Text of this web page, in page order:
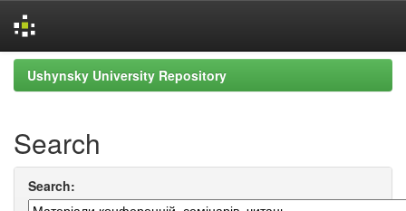
Skip
navigation
Ushynsky University Repository
Search
Search: